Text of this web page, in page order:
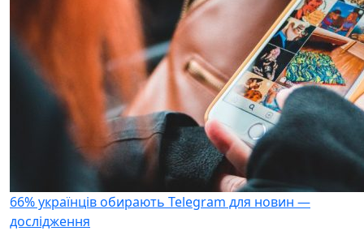
66% українців обирають Telegram для новин —
дослідження